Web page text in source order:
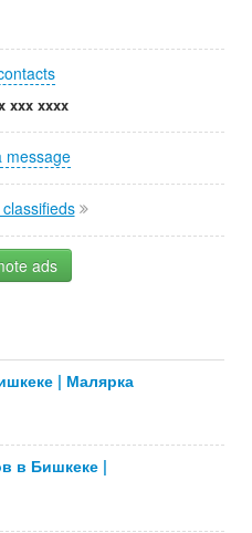
xxx xxxx
message
ads
| Малярка
в Бишкеке |